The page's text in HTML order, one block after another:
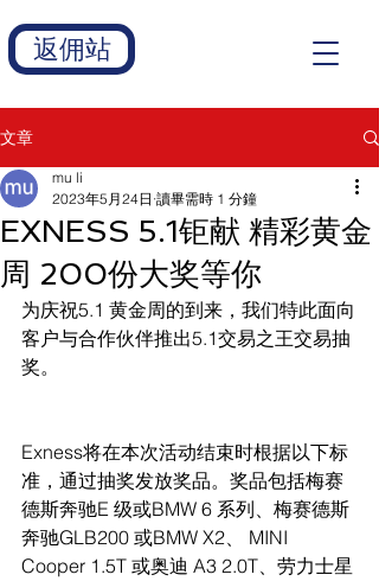
返佣站
文章
EXNESS 5.1钜献 精彩黄金
周 200份大奖等你
mu li
2023年5月24日 讀畢需時 1 分鐘
为庆祝5.1 黄金周的到来，我们特此面向
客户与合作伙伴推出5.1交易之王交易抽
奖。
Exness将在本次活动结束时根据以下标
准，通过抽奖发放奖品。奖品包括梅赛
德斯奔驰E 级或BMW 6 系列、梅赛德斯
奔驰GLB200 或BMW X2、 MINI
Cooper 1.5T 或奥迪 A3 2.0T、劳力士星